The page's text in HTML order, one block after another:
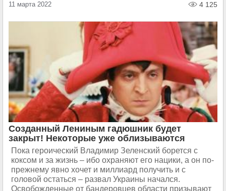
11 марта 2022 4 125
Созданный Лениным гадюшник будет
закрыт! Некоторые уже облизываются
Пока героический Владимир Зеленский борется с
коксом и за жизнь – ибо охраняют его нацики, а он по-
прежнему явно хочет и миллиард получить и с
головой остаться – развал Украины начался.
Освобожденные от бандеровцев области призывают